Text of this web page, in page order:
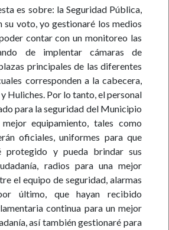
es sobre: la Seguridad Pública,
su voto, yo gestionaré los medios
contar con un monitoreo las
de implentar cámaras de
principales de las diferentes
corresponden a la cabecera,
Huliches. Por lo tanto, el personal
para la seguridad del Municipio
equipamiento, tales como
oficiales, uniformes para que
protegido y pueda brindar sus
radios para una mejor
el equipo de seguridad, alarmas
último, que hayan recibido
continua para un mejor
así también gestionaré para